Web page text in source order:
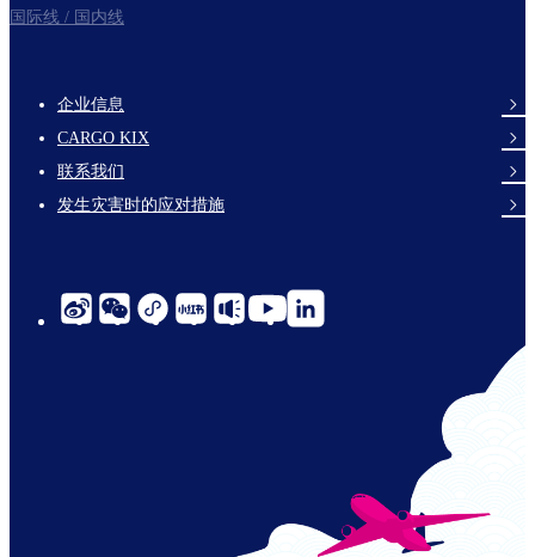
国际线 / 国内线
footer-
links-
en-
企业信息
CARGO KIX
联系我们
发生灾害时的应对措施
social-